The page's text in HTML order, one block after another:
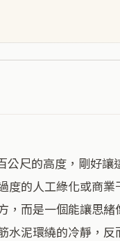
的人工綠化或商
而是一個能讓思
泥環繞的冷靜，